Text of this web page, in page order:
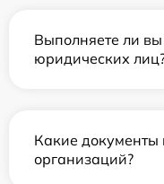
Выполняете ли
юридических
Какие документы
организаций?